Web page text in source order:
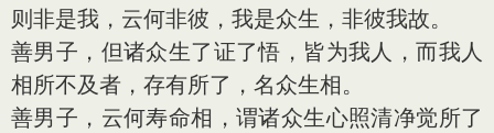
则非是我，云何非彼，我是众生，非彼我故。
善男子，但诸众生了证了悟，皆为我人，而我人
相所不及者，存有所了，名众生相。
善男子，云何寿命相，谓诸众生心照清净觉所了